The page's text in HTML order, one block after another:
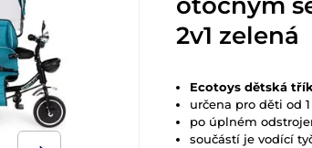
2v1 zelená
Ecotoys dětská
určena pro děti od
po úplném
součástí je vodící